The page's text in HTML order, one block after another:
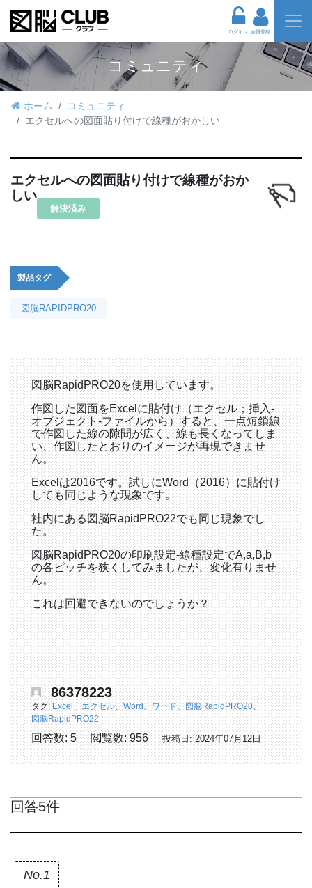
ログイン 会員登録
コミュニティ
ホーム
コミュニティ
エクセルへの図面貼り付けで線種がおかしい
エクセルへの図面貼り付けで線種がおか
しい
解決済み
製品タグ
図脳RAPIDPRO20
図脳RapidPRO20を使用しています。
作図した図面をExcelに貼付け（エクセル；挿入-
オブジェクト-ファイルから）すると、一点短鎖線
で作図した線の隙間が広く、線も長くなってしま
い、作図したとおりのイメージが再現できませ
ん。
Excelは2016です。試しにWord（2016）に貼付け
しても同じような現象です。
社内にある図脳RapidPRO22でも同じ現象でし
た。
図脳RapidPRO20の印刷設定-線種設定でA,a,B,b
の各ピッチを狭くしてみましたが、変化有りませ
ん。
これは回避できないのでしょうか？
86378223
タグ:Excel、エクセル、Word、ワード、図脳RapidPRO20、
図脳RapidPRO22
回答数: 5 閲覧数: 956 投稿日: 2024年07月12日
回答5件
No.1